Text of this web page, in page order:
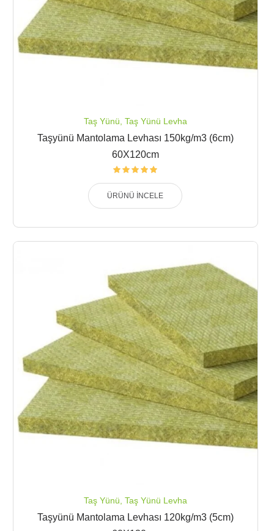
Taş Yünü Taş Yünü Levha
Taşyünü Mantolama Levhası 150kg/m3 (6cm)
60X120cm
ÜRÜNÜ İNCELE
Taş Yünü Taş Yünü Levha
Taşyünü Mantolama Levhası 120kg/m3 (5cm)